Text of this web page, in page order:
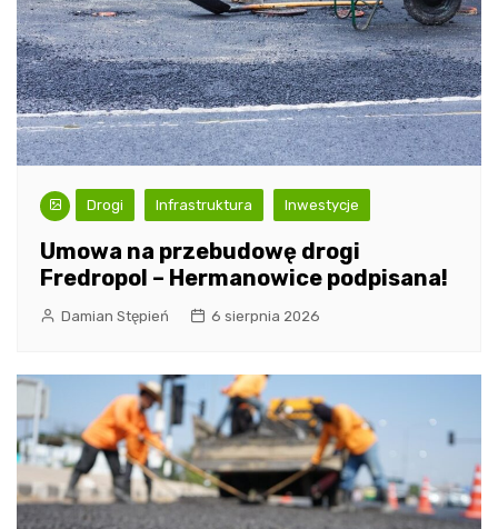
Drogi Infrastruktura Inwestycje
Umowa na przebudowę drogi
Fredropol – Hermanowice podpisana!
Damian Stępień 6 sierpnia 2026